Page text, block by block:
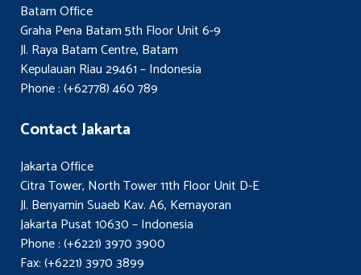
Batam Office
Graha Pena Batam 5th Floor Unit 6-9
Jl. Raya Batam Centre, Batam
Kepulauan Riau 29461 – Indonesia
Phone : (+62778) 460 789
Contact Jakarta
Jakarta Office
Citra Tower, North Tower 11th Floor Unit D-E
Jl. Benyamin Suaeb Kav. A6, Kemayoran
Jakarta Pusat 10630 – Indonesia
Phone : (+6221) 3970 3900
Fax: (+6221) 3970 3899